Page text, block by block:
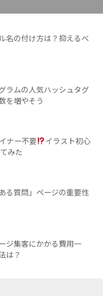
名の付け方は？抑えるべ
ラムの人気ハッシュタグ
を増やそう
ナー不要
イラスト初心
みた
る質問」ページの重要性
ジ集客にかかる費用一
は？